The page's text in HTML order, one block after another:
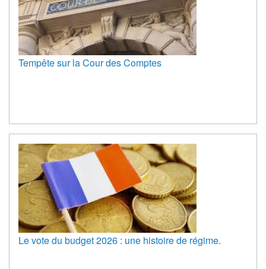
Tempête sur la Cour des Comptes
Le vote du budget 2026 : une histoire de régime.